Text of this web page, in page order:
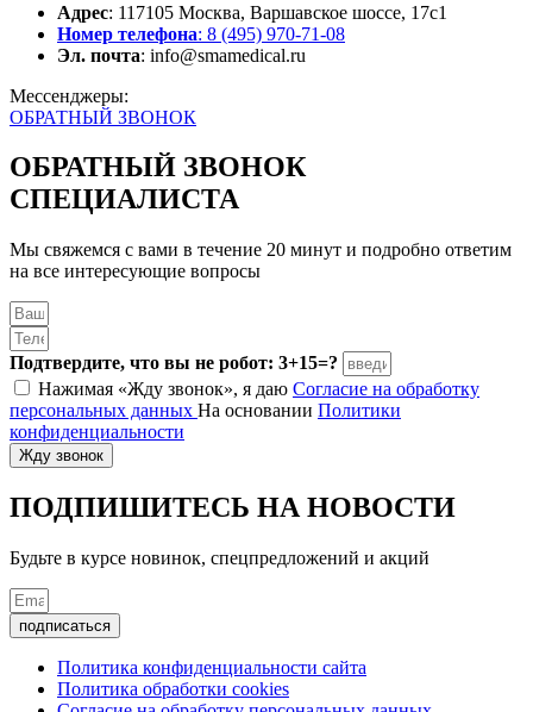
Адрес: 117105 Москва, Варшавское шоссе, 17с1
Номер телефона: 8 (495) 970-71-08
Эл. почта: info@smamedical.ru
Мессенджеры:
ОБРАТНЫЙ ЗВОНОК
ОБРАТНЫЙ ЗВОНОК
СПЕЦИАЛИСТА
Мы свяжемся с вами в течение 20 минут и подробно ответим
на все интересующие вопросы
Подтвердите, что вы не робот: 3+15=?
Нажимая «Жду звонок», я даю Согласие на обработку
персональных данных На основании Политики
конфиденциальности
Жду звонок
ПОДПИШИТЕСЬ НА НОВОСТИ
Будьте в курсе новинок, спецпредложений и акций
подписаться
Политика конфиденциальности сайта
Политика обработки cookies